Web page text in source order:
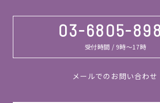
03-6805-
受付時間 / 9時～17時
メールでのお問い合わせ